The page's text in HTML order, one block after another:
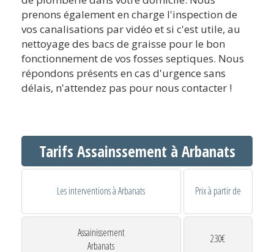
prenons également en charge l'inspection de
vos canalisations par vidéo et si c'est utile, au
nettoyage des bacs de graisse pour le bon
fonctionnement de vos fosses septiques. Nous
répondons présents en cas d'urgence sans
délais, n'attendez pas pour nous contacter !
Tarifs Assainssement à Arbanats
Les interventions à Arbanats Prix à partir de
Assainissement
Arbanats
230€